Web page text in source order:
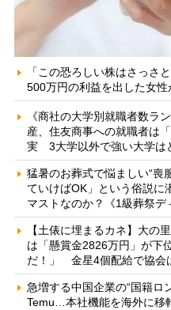
「この恐ろしい株はさっさ
500万円の利益を出した女性
《商社の大学別就職者数ラ
産、住友商事への就職者は
実 3大学以外で強い大学は
猛暑のお葬式で悩ましい“
ていけばOK」という俗説に
マストなのか？《1級葬祭デ
【土俵に埋まるカネ】大の
は「懸賞金2826万円」が下
だ！」 金星4個配給で協会
急増する中国企業の“国籍ロ
Temu…本社機能を海外に移